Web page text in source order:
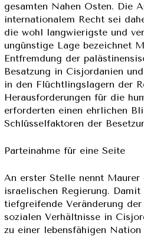
gesamten Nahen Osten. Die
internationalem Recht sei
die wohl langwierigste und
ungünstige Lage bezeichnet
Entfremdung der
Besatzung in Cisjordanien
in den Flüchtlingslagern der
Herausforderungen für die
erforderten einen ehrlichen
Schlüsselfaktoren der
Parteinahme für eine Seite
An erster Stelle nennt
israelischen Regierung.
tiefgreifende Veränderung
sozialen Verhältnisse in
zu einer lebensfähigen